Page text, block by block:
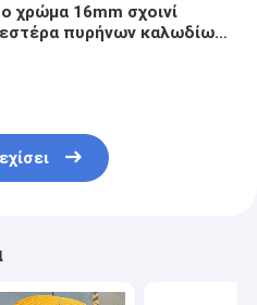
χρώμα 16mm σχοινί
πυρήνων καλωδίων